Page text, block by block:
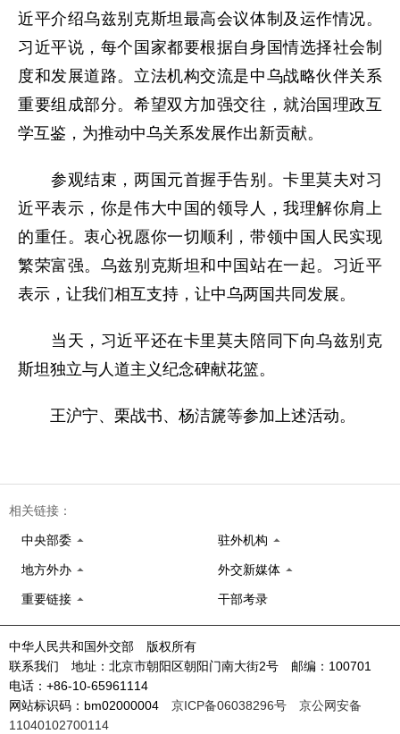
近平介绍乌兹别克斯坦最高会议体制及运作情况。
习近平说，每个国家都要根据自身国情选择社会制
度和发展道路。立法机构交流是中乌战略伙伴关系
重要组成部分。希望双方加强交往，就治国理政互
学互鉴，为推动中乌关系发展作出新贡献。
参观结束，两国元首握手告别。卡里莫夫对习
近平表示，你是伟大中国的领导人，我理解你肩上
的重任。衷心祝愿你一切顺利，带领中国人民实现
繁荣富强。乌兹别克斯坦和中国站在一起。习近平
表示，让我们相互支持，让中乌两国共同发展。
当天，习近平还在卡里莫夫陪同下向乌兹别克
斯坦独立与人道主义纪念碑献花篮。
王沪宁、栗战书、杨洁篪等参加上述活动。
相关链接：
中央部委 驻外机构
地方外办 外交新媒体
重要链接 干部考录
中华人民共和国外交部 版权所有
联系我们 地址：北京市朝阳区朝阳门南大街2号 邮编：100701
电话：+86-10-65961114
网站标识码：bm02000004 京ICP备06038296号
京公网安备
11040102700114